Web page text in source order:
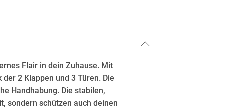
Flair in dein Zuhause. Mit
2 Klappen und 3 Türen. Die
Handhabung. Die stabilen,
sondern schützen auch deinen